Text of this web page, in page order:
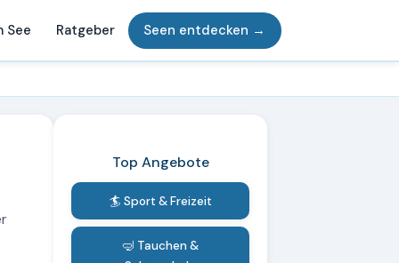
See Ratgeber Seen entdecken →
Top Angebote
🏄 Sport & Freizeit
🤿 Tauchen &